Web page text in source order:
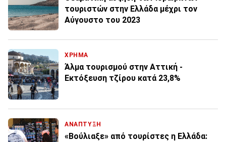
τουριστών στην Ελλάδα μέχρι τον
Αύγουστο του 2023
ΧΡΗΜΑ
Άλμα τουρισμού στην Αττική -
Εκτόξευση τζίρου κατά 23,8%
ΑΝΑΠΤΥΞΗ
«Βούλιαξε» από τουρίστες η Ελλάδα: